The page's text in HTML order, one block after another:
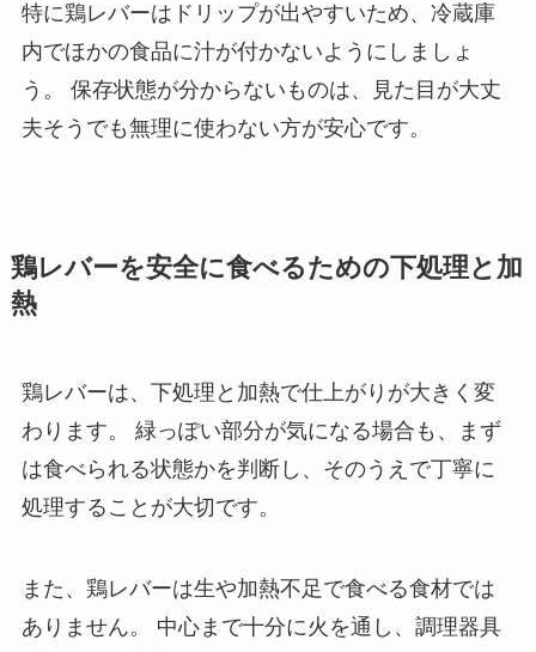
特に鶏レバーはドリップが出やすいため、冷蔵庫
内でほかの食品に汁が付かないようにしましょ
う。 保存状態が分からないものは、見た目が大丈
夫そうでも無理に使わない方が安心です。
鶏レバーを安全に食べるための下処理と加
熱
鶏レバーは、下処理と加熱で仕上がりが大きく変
わります。 緑っぽい部分が気になる場合も、まず
は食べられる状態かを判断し、そのうえで丁寧に
処理することが大切です。
また、鶏レバーは生や加熱不足で食べる食材では
ありません。 中心まで十分に火を通し、調理器具